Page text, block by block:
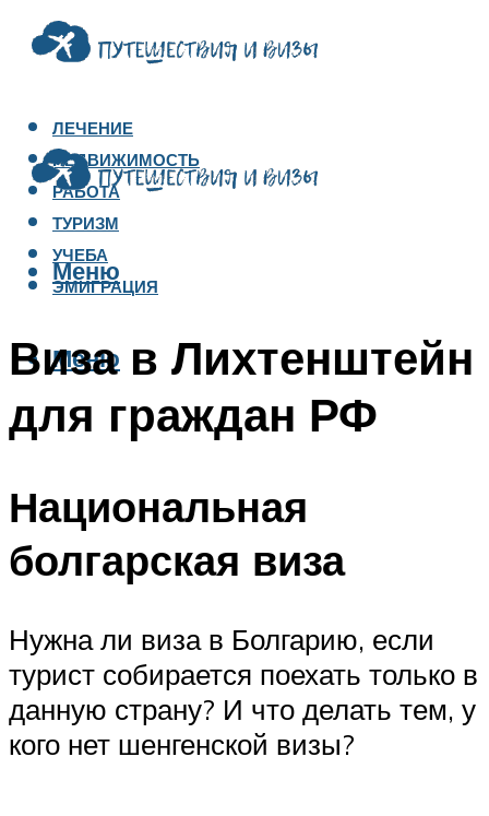
ЛЕЧЕНИЕ
НЕДВИЖИМОСТЬ
РАБОТА
ТУРИЗМ
УЧЕБА
ЭМИГРАЦИЯ
Меню
Меню
Виза в Лихтенштейн
для граждан РФ
Национальная
болгарская виза
Нужна ли виза в Болгарию, если
турист собирается поехать только в
данную страну? И что делать тем, у
кого нет шенгенской визы?